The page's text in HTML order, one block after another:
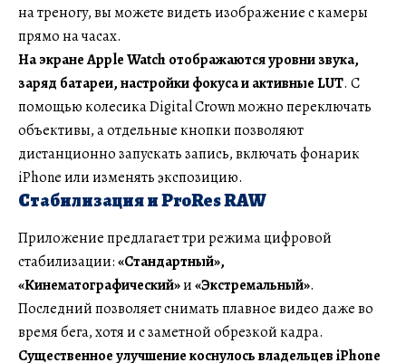
на треногу, вы можете видеть изображение с камеры
прямо на часах.
На экране Apple Watch отображаются уровни звука,
заряд батареи, настройки фокуса и активные LUT. С
помощью колесика Digital Crown можно переключать
объективы, а отдельные кнопки позволяют
дистанционно запускать запись, включать фонарик
iPhone или изменять экспозицию.
Стабилизация и ProRes RAW
Приложение предлагает три режима цифровой
стабилизации:«Стандартный»,
«Кинематографический»и«Экстремальный».
Последний позволяет снимать плавное видео даже во
время бега, хотя и с заметной обрезкой кадра.
Существенное улучшение коснулось владельцев iPhone